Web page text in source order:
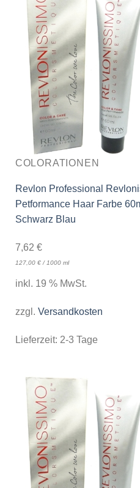
COLORATIONEN
Revlon Professional
Petformance Haar Farbe
Schwarz Blau
7,62 €
127,00 €/ 1000 ml
inkl. 19 % MwSt.
zzgl. Versandkosten
Lieferzeit: 2-3 Tage